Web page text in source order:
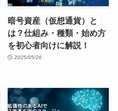
暗号資産（仮想通貨）と
は？仕組み・種類・始め方
を初心者向けに解説！
2025/05/26